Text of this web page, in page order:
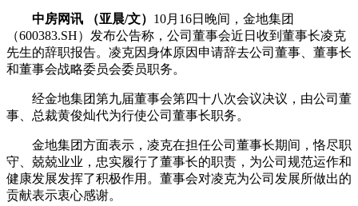
中房网讯 （亚晨/文） 10月16日晚间，金地集团
（600383.SH）发布公告称，公司董事会近日收到董事长凌克
先生的辞职报告。凌克因身体原因申请辞去公司董事、董事长
和董事会战略委员会委员职务。
经金地集团第九届董事会第四十八次会议决议，由公司董
事、总裁黄俊灿代为行使公司董事长职务。
金地集团方面表示，凌克在担任公司董事长期间，恪尽职
守、兢兢业业，忠实履行了董事长的职责，为公司规范运作和
健康发展发挥了积极作用。董事会对凌克为公司发展所做出的
贡献表示衷心感谢。